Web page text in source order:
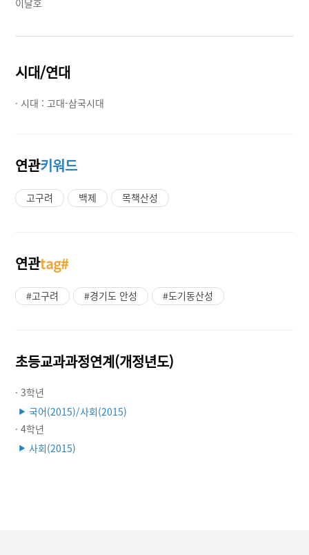
이달호
시대/연대
· 시대 :고대-삼국시대
연관키워드
고구려 백제 목책산성
연관tag#
#고구려 #경기도 안성 #도기동산성
초등교과과정연계(개정년도)
· 3학년
▶ 국어(2015)/사회(2015)
· 4학년
▶ 사회(2015)